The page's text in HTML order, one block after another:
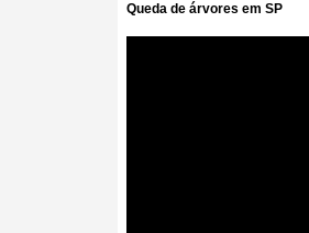
Queda de árvores em SP